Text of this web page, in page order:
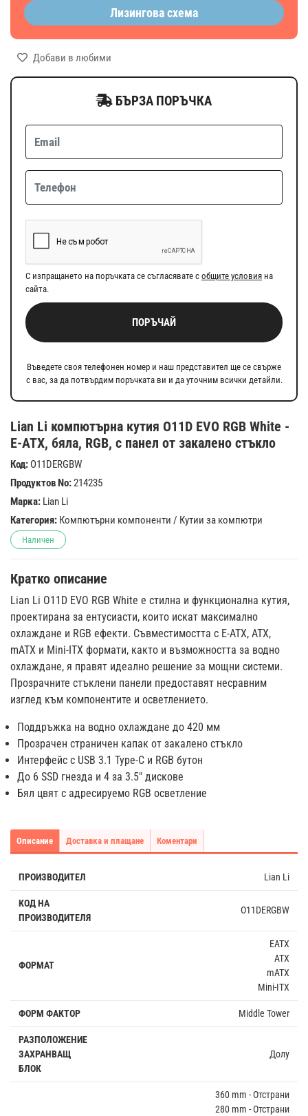
Lian Li компютърна кутия O11D EVO RGB White -
E-ATX, бяла, RGB, с панел от закалено стъкло
Код: O11DERGBW
Продуктов No:214235
Марка: Lian Li
Категория: Компютърни компоненти / Кутии за компютри
Наличен
Кратко описание
Lian Li O11D EVO RGB White е стилна и функционална кутия,
проектирана за ентусиасти, които искат максимално
охлаждане и RGB ефекти. Съвместимостта с E-ATX, ATX,
mATX и Mini-ITX формати, както и възможността за водно
охлаждане, я правят идеално решение за мощни системи.
Прозрачните стъклени панели предоставят несравним
изглед към компонентите и осветлението.
Поддръжка на водно охлаждане до 420 мм
Прозрачен страничен капак от закалено стъкло
Интерфейс с USB 3.1 Type-C и RGB бутон
До 6 SSD гнезда и 4 за 3.5" дискове
Бял цвят с адресируемо RGB осветление
Лизингова схема
Добави в любими
БЪРЗА ПОРЪЧКА
С изпращането на поръчката се съгласявате с общите условия на
сайта.
ПОРЪЧАЙ
Въведете своя телефонен номер и наш представител ще се свърже
с вас, за да потвърдим поръчката ви и да уточним всички детайли.
Описание Доставка и плащане Коментари
ПРОИЗВОДИТЕЛ Lian Li
КОД НА
ПРОИЗВОДИТЕЛЯ
O11DERGBW
ФОРМАТ
EATX
ATX
mATX
Mini-ITX
ФОРМ ФАКТОР Middle Tower
РАЗПОЛОЖЕНИЕ
ЗАХРАНВАЩ
БЛОК
Долу
360 mm - Отстрани
280 mm - Отстрани